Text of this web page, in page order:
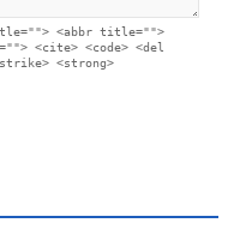
<abbr title="">
<cite> <code> <del
<strong>